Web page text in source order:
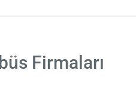
Firmaları